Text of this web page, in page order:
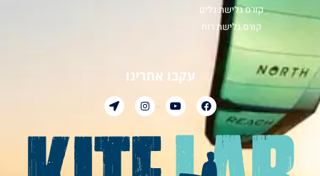
קורס גלישת גלים
קורס גלישת רוח
עקבו אחרינו